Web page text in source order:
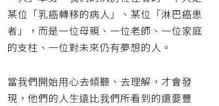
某位「乳癌轉移的病人」、某位「淋巴癌患
者」，而是一位母親、一位老師、一位家庭
的支柱、一位對未來仍有夢想的人。
當我們開始用心去傾聽、去理解，才會發
現，他們的人生遠比我們所看到的還要豐